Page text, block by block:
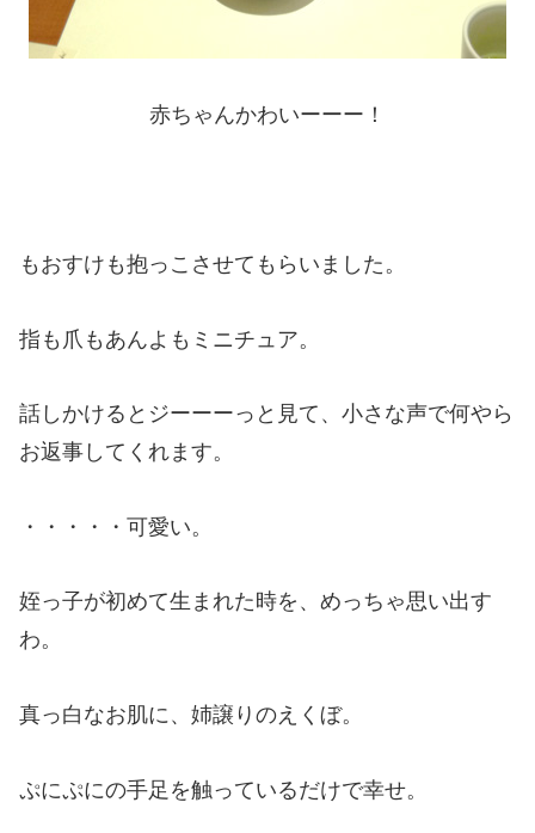
赤ちゃんかわいーーー！
もおすけも抱っこさせてもらいました。
指も爪もあんよもミニチュア。
話しかけるとジーーーっと見て、小さな声で何やら
お返事してくれます。
・・・・・可愛い。
姪っ子が初めて生まれた時を、めっちゃ思い出す
わ。
真っ白なお肌に、姉譲りのえくぼ。
ぷにぷにの手足を触っているだけで幸せ。